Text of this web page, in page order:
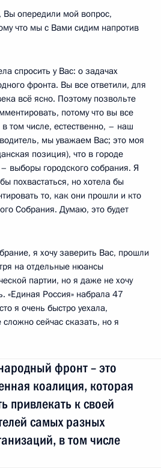
Вы опередили мой вопрос,
что мы с Вами сидим напротив
спросить у Вас: о задачах
фронта. Вы все ответили, для
всё ясно. Поэтому позвольте
потому что вы все
том числе, естественно, – наш
мы уважаем Вас; это моя
позиция), что в городе
выборы городского собрания. Я
похвастаться, но хотела бы
то, как они прошли и кто
Собрания. Думаю, это будет
я хочу заверить Вас, прошли
на отдельные нюансы
партии, но я даже не хочу
«Единая Россия» набрала 47
я очень быстро уехала,
сейчас сказать, но я
фронт – это
коалиция, которая
привлекать к своей
самых разных
в том числе